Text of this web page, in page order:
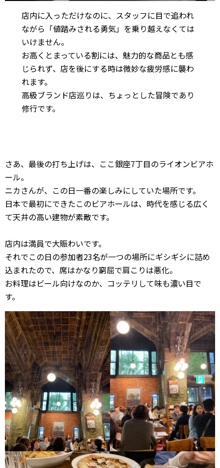
店内に入っただけなのに、スタッフに目で追われ
ながら「値踏みされる勇気」を乗り越えなくては
いけません。
お高くとまっている割には、魅力的な商品とも感
じられず、店を後にする時は微妙な疲労感に襲わ
れます。
高級ブランド店巡りは、ちょっとした冒険であり
修行です。
さあ、最後の打ち上げは、ここ銀座7丁目のライオンビアホ
ール。
ニカさんが、この日一番の楽しみにしていた場所です。
日本で最初にできたこのビアホールは、時代を感じる広く
て天井の高い建物が素敵です。
店内は満員で大賑わいです。
それでこの日の参加者23名が一つの場所にギシギシに詰め
込まれたので、席はかなり窮屈で肩こりは悪化。
お料理はビール向けなのか、コッテリして味も濃い目で
す。